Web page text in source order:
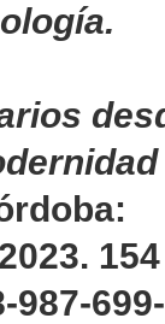
987-699-